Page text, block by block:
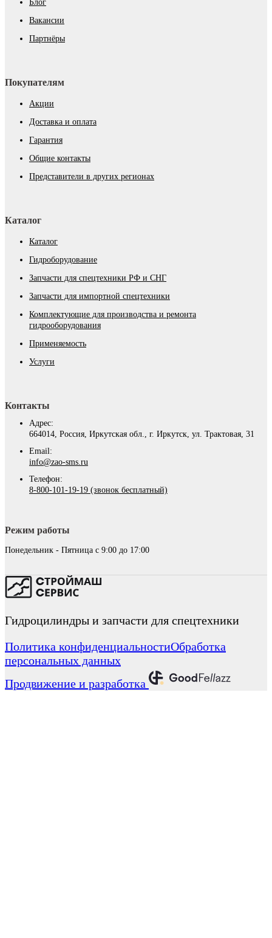
Блог
Вакансии
Партнёры
Покупателям
Акции
Доставка и оплата
Гарантия
Общие контакты
Представители в других регионах
Каталог
Каталог
Гидроборудование
Запчасти для спецтехники РФ и СНГ
Запчасти для импортной спецтехники
Комплектующие для производства и ремонта
гидрооборудования
Применяемость
Услуги
Контакты
Адрес:
664014, Россия, Иркутская обл., г. Иркутск, ул. Трактовая, 31
Email:
info@zao-sms.ru
Телефон:
8-800-101-19-19 (звонок бесплатный)
Режим работы
Понедельник - Пятница с 9:00 до 17:00
Гидроцилиндры и запчасти для спецтехники
Политика конфиденциальностиОбработка
персональных данных
Продвижение и разработка